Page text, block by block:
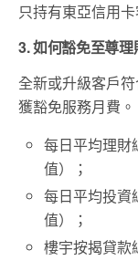
只持有東亞信用
3. 如何豁免至尊
全新或升級客戶
獲豁免服務月費。
每日平均理財
值）；
每日平均投資
值）；
樓宇按揭貸款